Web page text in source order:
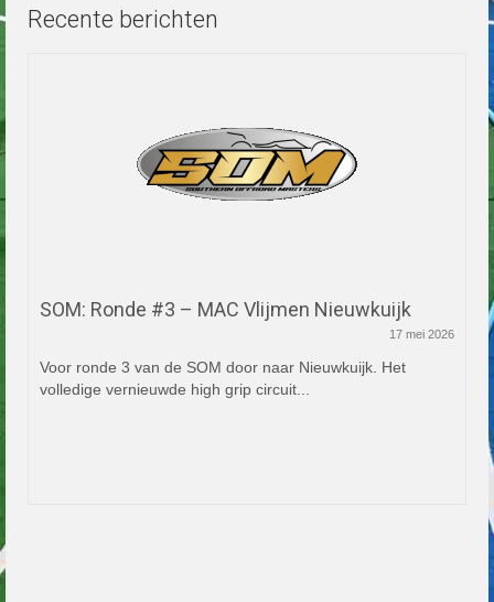
Recente berichten
SOM: Ronde #3 – MAC Vlijmen Nieuwkuijk
17 mei 2026
Voor ronde 3 van de SOM door naar Nieuwkuijk. Het
volledige vernieuwde high grip circuit...